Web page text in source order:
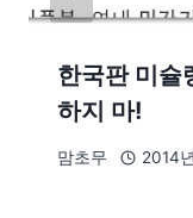
한국판 미슐
하지 마!
맘초무 2014